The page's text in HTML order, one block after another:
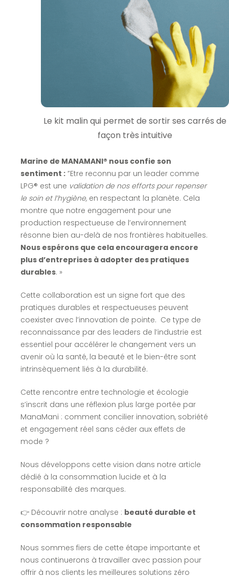
Le kit malin qui permet de sortir ses carrés de
façon très intuitive
Marine de MANAMANI® nous confie son
sentiment :”Etre reconnu par un leader comme
LPG® est une validation de nos efforts pour repenser
le soin et l’hygiène,en respectant la planète. Cela
montre que notre engagement pour une
production respectueuse de l’environnement
résonne bien au-delà de nos frontières habituelles.
Nous espérons que cela encouragera encore
plus d’entreprises à adopter des pratiques
durables. »
Cette collaboration est un signe fort que des
pratiques durables et respectueuses peuvent
coexister avec l’innovation de pointe. Ce type de
reconnaissance par des leaders de l’industrie est
essentiel pour accélérer le changement vers un
avenir où la santé, la beauté et le bien-être sont
intrinsèquement liés à la durabilité.
Cette rencontre entre technologie et écologie
s’inscrit dans une réflexion plus large portée par
ManaMani : comment concilier innovation, sobriété
et engagement réel sans céder aux effets de
mode ?
Nous développons cette vision dans notre article
dédié à la consommation lucide et à la
responsabilité des marques.
👉 Découvrir notre analyse : beauté durable et
consommation responsable
Nous sommes fiers de cette étape importante et
nous continuerons à travailler avec passion pour
offrir à nos clients les meilleures solutions zéro